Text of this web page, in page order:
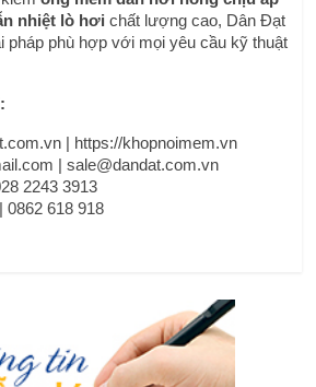
nhiệt lò hơi chất lượng cao, Dân Đạt
pháp phù hợp với mọi yêu cầu kỹ thuật
| https://khopnoimem.vn
| sale@dandat.com.vn
2243 3913
0862 618 918